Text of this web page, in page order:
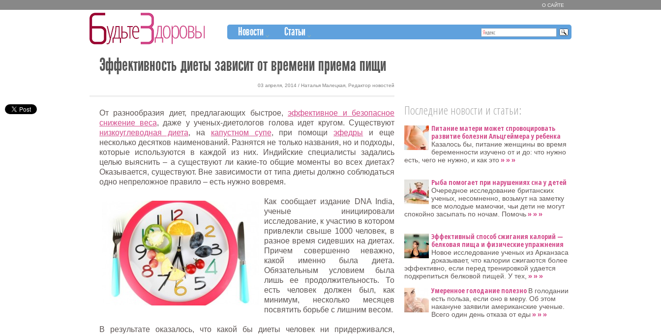
О САЙТЕ
Новости Статьи
Эффективность диеты зависит от времени приема пищи
03 апреля, 2014 / Наталья Малецкая, Редактор новостей
От разнообразия диет, предлагающих быстрое,эффективное и безопасное
снижение веса, даже у ученых-диетологов голова идет кругом. Существуют
низкоуглеводная диета, на капустном супе, при помощиэфедры и еще
несколько десятков наименований. Разнятся не только названия, но и подходы,
которые используются в каждой из них. Индийские специалисты задались
целью выяснить – а существуют ли какие-то общие моменты во всех диетах?
Оказывается, существуют. Вне зависимости от типа диеты должно соблюдаться
одно непреложное правило – есть нужно вовремя.
Как сообщает издание DNA India,
ученые инициировали
исследование, к участию в котором
привлекли свыше 1000 человек, в
разное время сидевших на диетах.
Причем совершенно неважно,
какой именно была диета.
Обязательным условием была
лишь ее продолжительность. То
есть человек должен был, как
минимум, несколько месяцев
посвятить борьбе с лишним весом.
В результате оказалось, что какой бы диеты человек ни придерживался,
Последние новости и статьи:
Питание матери может спровоцировать
развитие болезни Альцгеймера у ребенка
Казалось бы, питание женщины во время
беременности изучено от и до: что нужно
есть, чего не нужно, и как это» » »
Рыба помогает при нарушениях сна у детей
Очередное исследование британских
ученых, несомненно, возьмут на заметку
все молодые мамочки, чьи дети не могут
спокойно засыпать по ночам. Помочь» » »
Эффективный способ сжигания калорий —
белковая пища и физические упражнения
Новое исследование ученых из Арканзаса
доказывает, что калории сжигаются более
эффективно, если перед тренировкой удается
подкрепиться белковой пищей. У тех, » » »
Умеренное голодание полезно В голодании
есть польза, если оно в меру. Об этом
накануне заявили американские ученые.
Всего один день отказа от еды » » »